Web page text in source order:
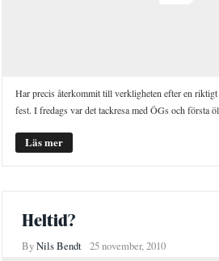
Har precis återkommit till verkligheten efter en
fest. I fredags var det tackresa med ÖGs och första
Läs mer
Heltid?
ByNils Bendt 25 november, 2010